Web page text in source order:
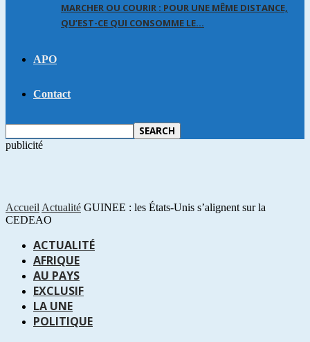
MARCHER OU COURIR : POUR UNE MÊME DISTANCE,
QU’EST-CE QUI CONSOMME LE…
APO
Contact
publicité
Accueil Actualité GUINEE : les États-Unis s’alignent sur la
CEDEAO
ACTUALITÉ
AFRIQUE
AU PAYS
EXCLUSIF
LA UNE
POLITIQUE